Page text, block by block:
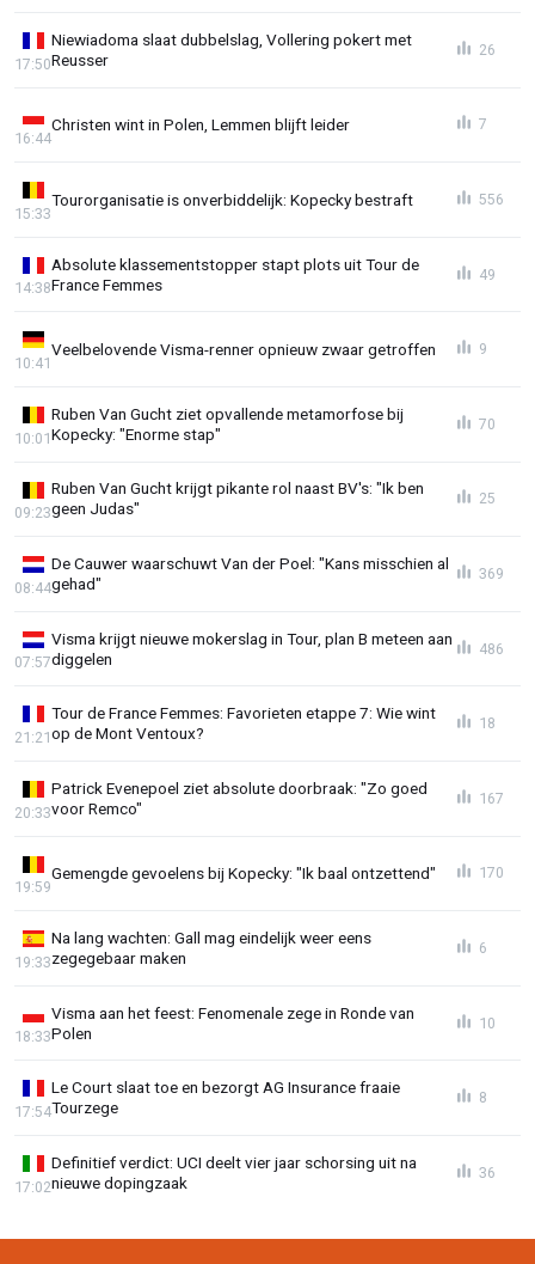
Niewiadoma slaat dubbelslag, Vollering pokert met
Reusser
17:50
26
Christen wint in Polen, Lemmen blijft leider
16:44
7
Tourorganisatie is onverbiddelijk: Kopecky bestraft
15:33
556
Absolute klassementstopper stapt plots uit Tour de
France Femmes
14:38
49
Veelbelovende Visma-renner opnieuw zwaar getroffen
10:41
9
Ruben Van Gucht ziet opvallende metamorfose bij
Kopecky: "Enorme stap"
10:01
70
Ruben Van Gucht krijgt pikante rol naast BV's: "Ik ben
geen Judas"
09:23
25
De Cauwer waarschuwt Van der Poel: "Kans misschien al
gehad"
08:44
369
Visma krijgt nieuwe mokerslag in Tour, plan B meteen aan
diggelen
07:57
486
Tour de France Femmes: Favorieten etappe 7: Wie wint
op de Mont Ventoux?
21:21
18
Patrick Evenepoel ziet absolute doorbraak: "Zo goed
voor Remco"
20:33
167
Gemengde gevoelens bij Kopecky: "Ik baal ontzettend"
19:59
170
Na lang wachten: Gall mag eindelijk weer eens
zegegebaar maken
19:33
6
Visma aan het feest: Fenomenale zege in Ronde van
Polen
18:33
10
Le Court slaat toe en bezorgt AG Insurance fraaie
Tourzege
17:54
8
Definitief verdict: UCI deelt vier jaar schorsing uit na
nieuwe dopingzaak
17:02
36